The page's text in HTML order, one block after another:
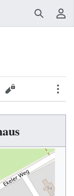
Suchen
Quelltext